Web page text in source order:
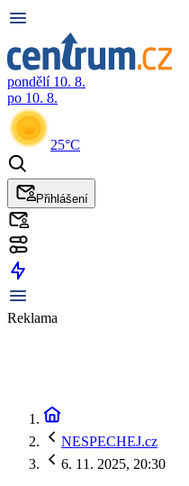
pondělí 10. 8.
po 10. 8.
25°C
Přihlášení
Reklama
NESPECHEJ.cz
6. 11. 2025, 20:30